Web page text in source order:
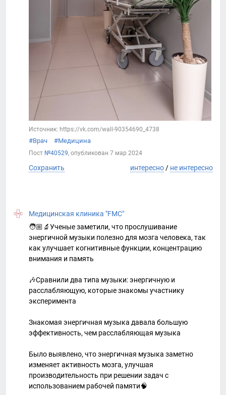
Источник: https://vk.com/wall-90354690_4738
#Врач #Медицина
Пост №40529, опубликован 7 мар 2024
Сохранить интересно / не интересно
Медицинская клиника "FMC"
🧑🏼‍🔬Ученые заметили, что прослушивание
энергичной музыки полезно для мозга человека, так
как улучшает когнитивные функции, концентрацию
внимания и память
🎶Сравнили два типа музыки: энергичную и
расслабляющую, которые знакомы участнику
эксперимента
Знакомая энергичная музыка давала большую
эффективность, чем расслабляющая музыка
Было выявлено, что энергичная музыка заметно
изменяет активность мозга, улучшая
производительность при решении задач с
использованием рабочей памяти🧠